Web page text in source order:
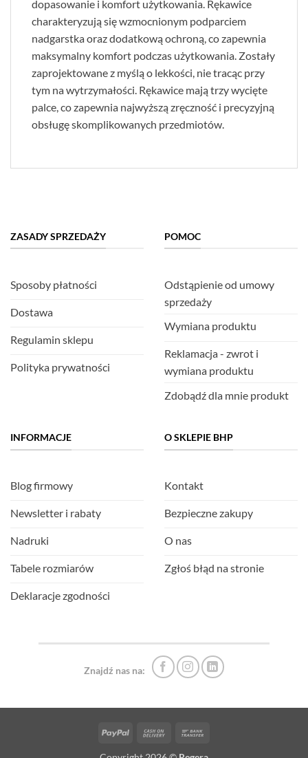
dopasowanie i komfort użytkowania. Rękawice
charakteryzują się wzmocnionym podparciem
nadgarstka oraz dodatkową ochroną, co zapewnia
maksymalny komfort podczas użytkowania. Zostały
zaprojektowane z myślą o lekkości, nie tracąc przy
tym na wytrzymałości. Rękawice mają trzy wycięte
palce, co zapewnia najwyższą zręczność i precyzyjną
obsługę skomplikowanych przedmiotów.
ZASADY SPRZEDAŻY
Sposoby płatności
Dostawa
Regulamin sklepu
Polityka prywatności
POMOC
Odstąpienie od umowy
sprzedaży
Wymiana produktu
Reklamacja - zwrot i
wymiana produktu
Zdobądź dla mnie produkt
INFORMACJE
Blog firmowy
Newsletter i rabaty
Nadruki
Tabele rozmiarów
Deklaracje zgodności
O SKLEPIE BHP
Kontakt
Bezpieczne zakupy
O nas
Zgłoś błąd na stronie
Znajdź nas na:
PayPal
Cash